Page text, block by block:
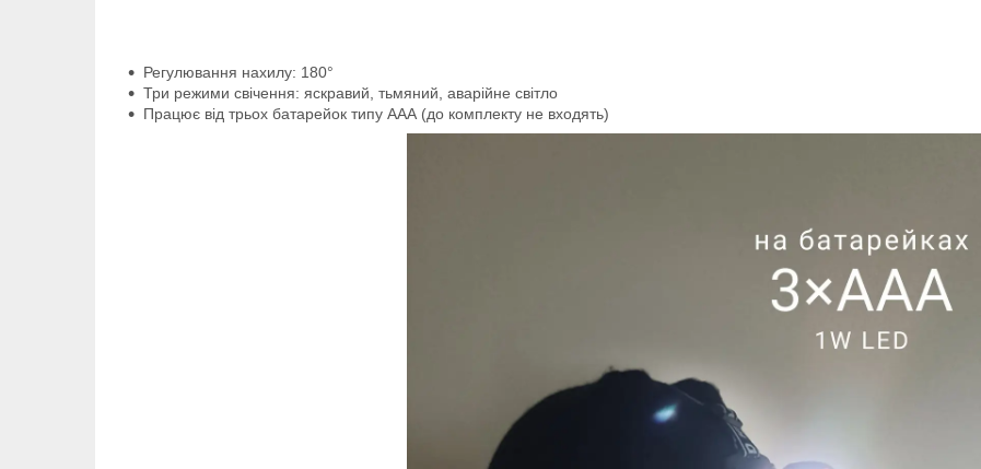
Регулювання нахилу: 180°
Три режими свічення: яскравий, тьмяний, аварійне світло
Працює від трьох батарейок типу AAА (до комплекту не входять)